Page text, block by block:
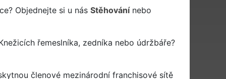
Objednejte si u nás Stěhovánínebo
řemeslníka, zedníka nebo údržbáře?
členové mezinárodní franchisové sítě